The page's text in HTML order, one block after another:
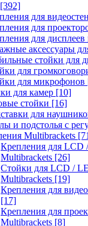
[392]
для видеостен
для
для дисплеев
аксессуары
стойки для
для
для микрофонов
для камер [10]
стойки [16]
для
и подстолья с
Multibrackets
Крепления для LCD
Multibrackets [26]
Стойки для LCD /
Multibrackets [19]
Крепления для
[17]
Крепления для
Multibrackets [8]